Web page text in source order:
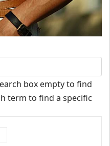
box empty to find
term to find a specific